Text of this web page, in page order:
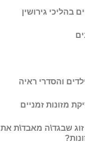
בהליכי גירושין
והסדרי ראיה
מזונות זמניים
שבגד\ה מאבד\ת את